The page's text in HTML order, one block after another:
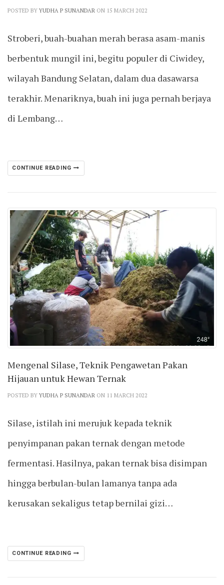
POSTED BY YUDHA P SUNANDAR ON 15 MARCH 2022
Stroberi, buah-buahan merah berasa asam-manis
berbentuk mungil ini, begitu populer di Ciwidey,
wilayah Bandung Selatan, dalam dua dasawarsa
terakhir. Menariknya, buah ini juga pernah berjaya
di Lembang…
CONTINUE READING
Mengenal Silase, Teknik Pengawetan Pakan
Hijauan untuk Hewan Ternak
POSTED BY YUDHA P SUNANDAR ON 11 MARCH 2022
Silase, istilah ini merujuk kepada teknik
penyimpanan pakan ternak dengan metode
fermentasi. Hasilnya, pakan ternak bisa disimpan
hingga berbulan-bulan lamanya tanpa ada
kerusakan sekaligus tetap bernilai gizi…
CONTINUE READING